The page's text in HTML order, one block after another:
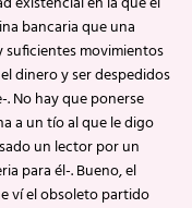
bancaria que una
suficientes movimientos
dinero y ser despedidos
. No hay que ponerse
a un tío al que le digo
un lector por un
para él-. Bueno, el
ví el obsoleto partido